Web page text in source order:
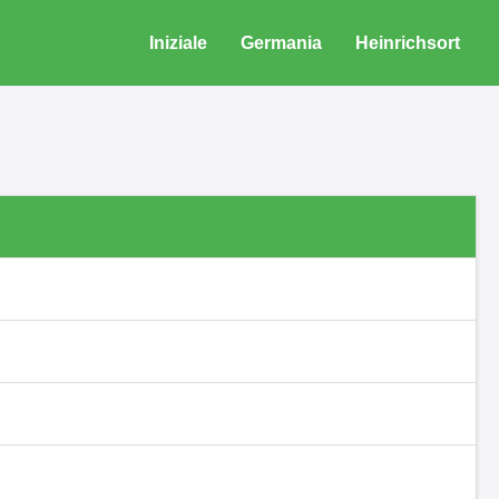
Iniziale Germania Heinrichsort